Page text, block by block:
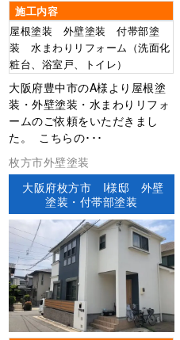
施工内容
屋根塗装 外壁塗装 付帯部塗
装 水まわりリフォーム（洗面化
粧台、浴室戸、トイレ）
大阪府豊中市のA様より屋根塗
装・外壁塗装・水まわりリフォ
ームのご依頼をいただきまし
た。 こちらの･･･
枚方市外壁塗装
大阪府枚方市 I様邸 外壁
塗装・付帯部塗装